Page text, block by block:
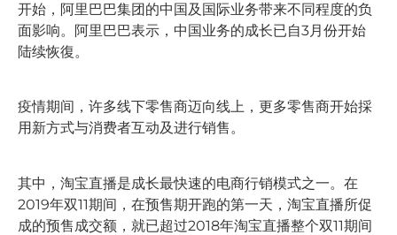
开始，阿里巴巴集团的中国及国际业务带来不同程度的负
面影响。阿里巴巴表示，中国业务的成长已自3月份开始
陆续恢復。
疫情期间，许多线下零售商迈向线上，更多零售商开始採
用新方式与消费者互动及进行销售。
其中，淘宝直播是成长最快速的电商行销模式之一。在
2019年双11期间，在预售期开跑的第一天，淘宝直播所促
成的预售成交额，就已超过2018年淘宝直播整个双11期间